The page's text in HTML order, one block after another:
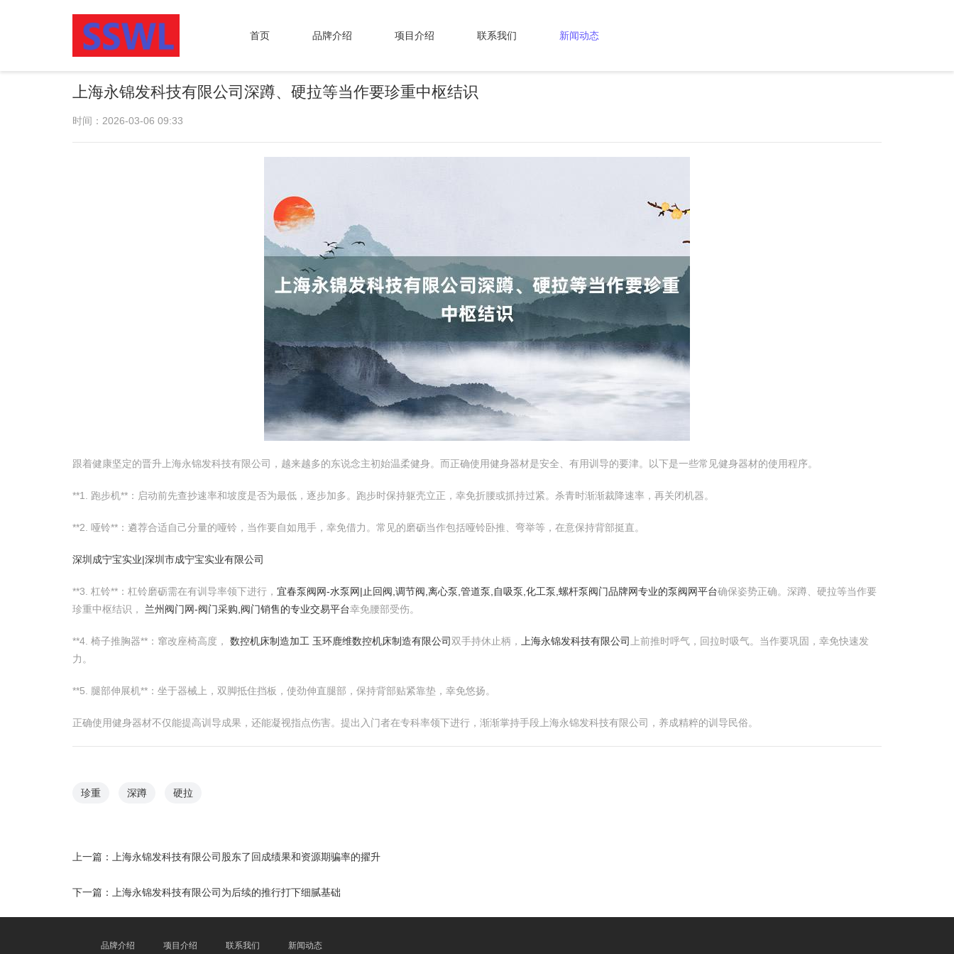
首页 品牌介绍 项目介绍 联系我们 新闻动态
上海永锦发科技有限公司深蹲、硬拉等当作要珍重中枢结识
时间：2026-03-06 09:33
跟着健康坚定的晋升上海永锦发科技有限公司，越来越多的东说念主初始温柔健身。而正确使用健身器材是安全、有用训导的要津。以下是一些常见健身器材的使用程序。
**1. 跑步机**：启动前先查抄速率和坡度是否为最低，逐步加多。跑步时保持躯壳立正，幸免折腰或抓持过紧。杀青时渐渐裁降速率，再关闭机器。
**2. 哑铃**：遴荐合适自己分量的哑铃，当作要自如甩手，幸免借力。常见的磨砺当作包括哑铃卧推、弯举等，在意保持背部挺直。
深圳成宁宝实业|深圳市成宁宝实业有限公司
**3. 杠铃**：杠铃磨砺需在有训导率领下进行， 宜春泵阀网-水泵网|止回阀,调节阀,离心泵,管道泵,自吸泵,化工泵,螺杆泵阀门品牌网专业的泵阀网平台确保姿势正确。深蹲、硬拉等当作要
珍重中枢结识， 兰州阀门网-阀门采购,阀门销售的专业交易平台幸免腰部受伤。
**4. 椅子推胸器**：窜改座椅高度， 数控机床制造加工 玉环鹿维数控机床制造有限公司 双手持休止柄， 上海永锦发科技有限公司
上前推时呼气，回拉时吸气。当作要巩固，幸免快速发
力。
**5. 腿部伸展机**：坐于器械上，双脚抵住挡板，使劲伸直腿部，保持背部贴紧靠垫，幸免悠扬。
正确使用健身器材不仅能提高训导成果，还能凝视指点伤害。提出入门者在专科率领下进行，渐渐掌持手段上海永锦发科技有限公司，养成精粹的训导民俗。
珍重 深蹲 硬拉
上一篇： 上海永锦发科技有限公司股东了回成绩果和资源期骗率的擢升
下一篇： 上海永锦发科技有限公司为后续的推行打下细腻基础
品牌介绍 项目介绍 联系我们 新闻动态